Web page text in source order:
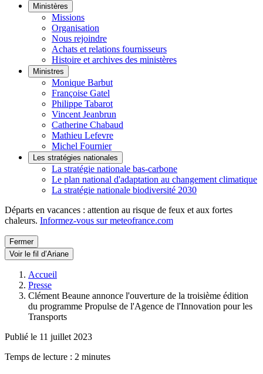
Ministères
Missions
Organisation
Nous rejoindre
Achats et relations fournisseurs
Histoire et archives des ministères
Ministres
Monique Barbut
Françoise Gatel
Philippe Tabarot
Vincent Jeanbrun
Catherine Chabaud
Mathieu Lefevre
Michel Fournier
Les stratégies nationales
La stratégie nationale bas-carbone
Le plan national d'adaptation au changement climatique
La stratégie nationale biodiversité 2030
Départs en vacances : attention au risque de feux et aux fortes
chaleurs. Informez-vous sur meteofrance.com
Fermer
Voir le fil d’Ariane
Accueil
Presse
Clément Beaune annonce l'ouverture de la troisième édition
du programme Propulse de l'Agence de l'Innovation pour les
Transports
Publié le 11 juillet 2023
Temps de lecture : 2 minutes